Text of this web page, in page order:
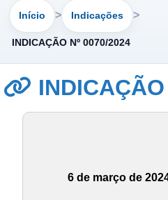
Início Indicações
INDICAÇÃO Nº 0070/2024
6 de março de